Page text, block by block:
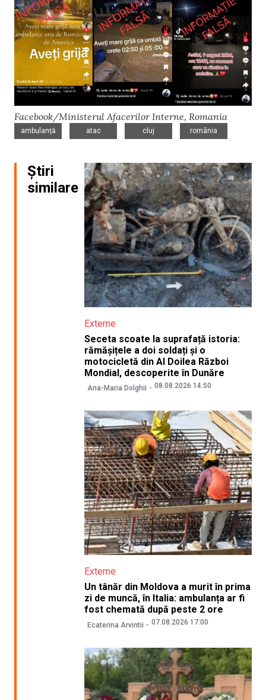
Facebook/Ministerul Afacerilor Interne, Romania
ambulanță
,
atac
,
cluj
,
românia
Știri
similare
Externe
Seceta scoate la suprafață istoria:
rămășițele a doi soldați și o
motocicletă din Al Doilea Război
Mondial, descoperite în Dunăre
Ana-Maria Dolghii 08.08.2026 14:50
Externe
Un tânăr din Moldova a murit în prima
zi de muncă, în Italia: ambulanța ar fi
fost chemată după peste 2 ore
Ecaterina Arvintii 07.08.2026 17:00